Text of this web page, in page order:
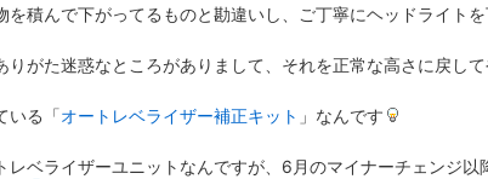
を積んで下がってるものと勘違いし、ご丁寧にヘッドライト
りがた迷惑なところがありまして、それを正常な高さに戻し
いる「オートレベライザー補正キット 」なんです
レベライザーユニットなんですが、6月のマイナーチェンジ以